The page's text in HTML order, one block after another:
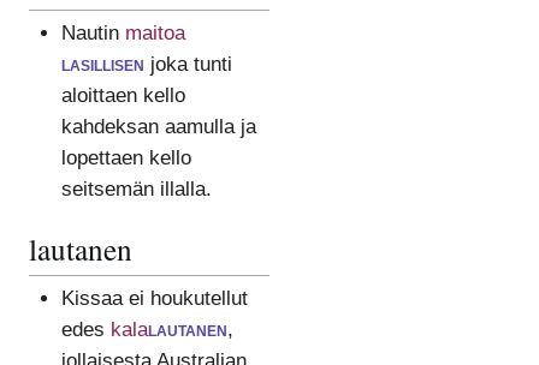
Nautin maitoa
lasillisen joka tunti
aloittaen kello
kahdeksan aamulla ja
lopettaen kello
seitsemän illalla.
lautanen
Kissaa ei houkutellut
edes kalalautanen,